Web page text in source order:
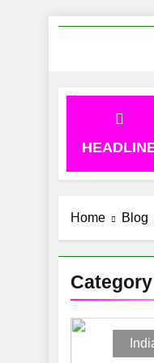
Skip
ଆସିବ ସୁନା ଦର, ବଜାର
Home Blog